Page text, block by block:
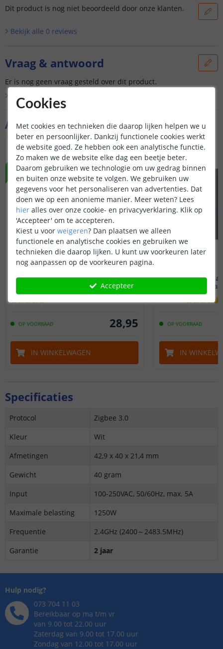
Aanvullende producten
NIEUW
Aqara Wall Switch H1
Met neutrale draad - enkel
OP VOORRAAD 28,95
IN WINKELWAGEN
NIEUW
Aqara
Geen
OP VOORRAAD
IN
Dit product is nog niet beoordeeld door onze klanten.
Bekijk alle 0 reviews
Vraag & antwoord
Er is nog geen vraag gesteld over dit product.
Bekijk alle Vraag & antwoord
Specificaties
Protocol
Zigbee 3.0
Kleur
Wit
Afmetingen
42,9 x 40 x 21,4 mm
Gewicht
40 gram
Input
100-250VAC, 50/60Hz, max. 5A
Maximale belasting
1250W
Frequentie
2.4GHz (2400～2483.5MHz)
Garantie
2 jaar
Hulp nodig?
073 704 11 03
Bereikbaar op ma t/m vr
van 9.00 tot 22.00 uur
Zaterdag van 9.00 tot 17.00 uur
Zondag van 12.00 tot 17.00 uur
Cookies
Met cookies en technieken die daarop lijken helpen we u
beter en persoonlijker. Dankzij functionele cookies werkt
de website goed. Ze hebben ook een analytische functie.
Zo maken we de website elke dag een beetje beter.
Daarom gebruiken we technologie om uw gedrag binnen
en buiten onze website te volgen. We gebruiken uw
gegevens voor het personaliseren van advertenties. Dat
doen we op een anonieme manier. Meer weten? Lees
hier alles over onze cookie- en privacyverklaring. Klik op
'Accepteer' om te accepteren.
Kiest u voor weigeren? Dan plaatsen we alleen
functionele en analytische cookies en gebruiken we
technieken die daarop lijken. U kunt uw voorkeuren later
nog aanpassen op de voorkeuren pagina.
Accepteer